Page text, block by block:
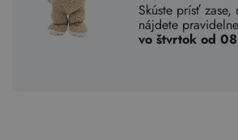
Skúste prísť zase,
nájdete
vo štvrtok od